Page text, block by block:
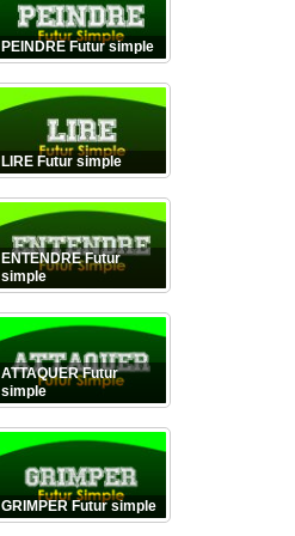
PEINDRE Futur simple
LIRE Futur simple
ENTENDRE Futur
simple
ATTAQUER Futur
simple
GRIMPER Futur simple